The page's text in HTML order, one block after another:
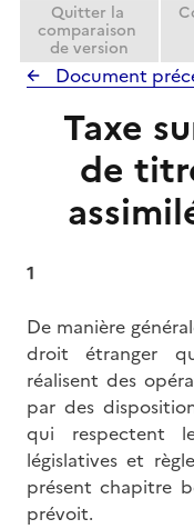
Quitter la
comparaison
de version
Document
Taxe
de
1
De manière
droit étranger
réalisent des
par des
qui respectent
législatives et
présent chapitre
prévoit.